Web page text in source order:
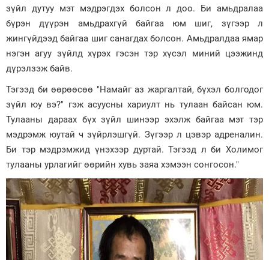
зүйл дутуу мэт мэдрэгдэх болсон л доо. Би амьдралаа
бүрэн дүүрэн амьдрахгүй байгаа юм шиг, зүгээр л
жингүйдээд байгаа шиг санагдах болсон. Амьдралдаа ямар
нэгэн агуу зүйлд хүрэх гэсэн тэр хүсэл миний цээжинд
дүрэлзэж байв.
Тэгээд би өөрөөсөө "Намайг аз жаргалтай, бүхэл болгодог
зүйл юу вэ?" гэж асуусны хариулт нь тулаан байсан юм.
Тулааны дараах бүх зүйл шинээр эхэлж байгаа мэт тэр
мэдрэмж юутай ч зүйрлэшгүй. Зүгээр л цэвэр адреналин.
Би тэр мэдрэмжид үнэхээр дуртай. Тэгээд л би Холимог
тулааны урлагийг өөрийн хувь заяа хэмээн сонгосон."